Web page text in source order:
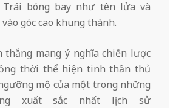
Trái bóng bay như tên lửa và
góc cao khung thành.
thắng mang ý nghĩa chiến lược
thời thể hiện tinh thần thủ
mộ của một trong những
xuất sắc nhất lịch sử